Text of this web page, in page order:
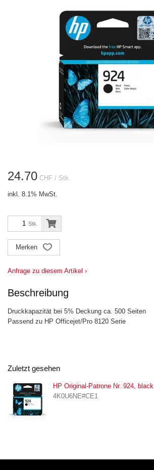
24.70 CHF / Stk.
inkl. 8.1% MwSt.
Stk.
Merken
Anfrage zu diesem Artikel ›
Beschreibung
Druckkapazität bei 5% Deckung ca. 500 Seiten
Passend zu HP Officejet/Pro 8120 Serie
Zuletzt gesehen
HP Original-Patrone Nr. 924, black
4K0U6NE#CE1